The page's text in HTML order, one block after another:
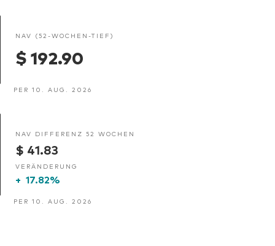
NAV (52-WOCHEN-TIEF)
$ 192.90
PER 10. AUG. 2026
NAV DIFFERENZ 52 WOCHEN
$ 41.83
VERÄNDERUNG
+ 17.82%
PER 10. AUG. 2026